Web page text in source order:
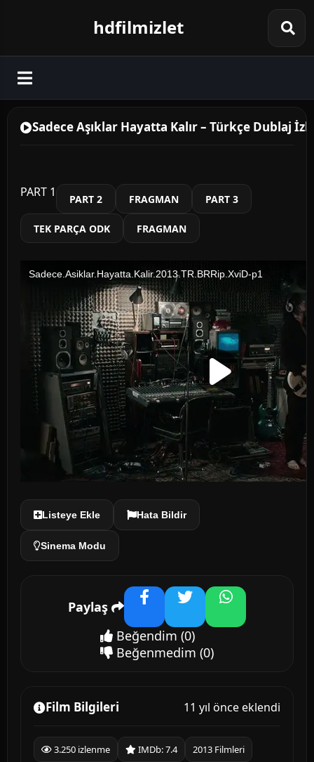
hdfilmizlet
Sadece Aşıklar Hayatta Kalır – Türkçe Dublaj
PART 1 PART 2 FRAGMAN PART 3
TEK PARÇA ODK FRAGMAN
Listeye Ekle Hata Bildir
Sinema Modu
Paylaş FacebookTwitterWhatsApp
Beğendim (0)
Beğenmedim (0)
Film Bilgileri 11 yıl önce eklendi
3.250 izlenme IMDb: 7.4
2013 Filmleri